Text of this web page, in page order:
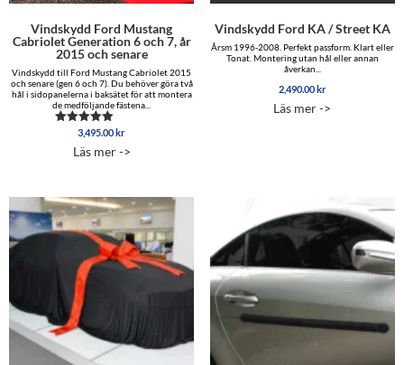
Vindskydd Ford Mustang
Cabriolet Generation 6 och 7, år
2015 och senare
Vindskydd till Ford Mustang Cabriolet 2015
och senare (gen 6 och 7). Du behöver göra två
hål i sidopanelerna i baksätet för att montera
de medföljande fästena...
Betygsatt
av 5
3,495.00kr
Läs mer ->
Vindskydd Ford KA / Street KA
Årsm 1996-2008. Perfekt passform. Klart eller
Tonat. Montering utan hål eller annan
åverkan...
2,490.00kr
Läs mer ->